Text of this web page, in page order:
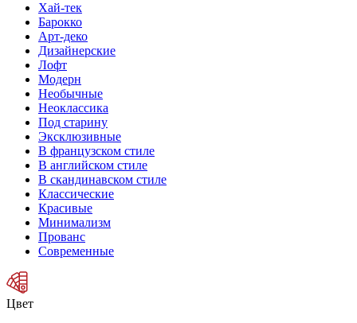
Хай-тек
Барокко
Арт-деко
Дизайнерские
Лофт
Модерн
Необычные
Неоклассика
Под старину
Эксклюзивные
В французском стиле
В английском стиле
В скандинавском стиле
Классические
Красивые
Минимализм
Прованс
Современные
Цвет